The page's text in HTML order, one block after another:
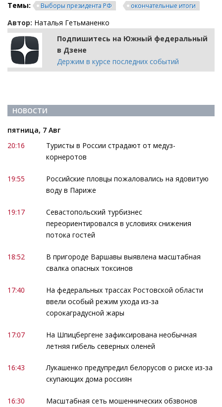
Темы:
Выборы президента РФ окончательные итоги
Автор: Наталья Гетьманенко
Подпишитесь на Южный федеральный
в Дзене
Держим в курсе последних событий
НОВОСТИ
пятница, 7 Авг
20:16
Туристы в России страдают от медуз-
корнеротов
19:55
Российские пловцы пожаловались на ядовитую
воду в Париже
19:17
Севастопольский турбизнес
переориентировался в условиях снижения
потока гостей
18:52
В пригороде Варшавы выявлена масштабная
свалка опасных токсинов
17:40
На федеральных трассах Ростовской области
ввели особый режим ухода из-за
сорокаградусной жары
17:07
На Шпицбергене зафиксирована необычная
летняя гибель северных оленей
16:43
Лукашенко предупредил белорусов о риске из-за
скупающих дома россиян
16:30
Масштабная сеть мошеннических обзвонов